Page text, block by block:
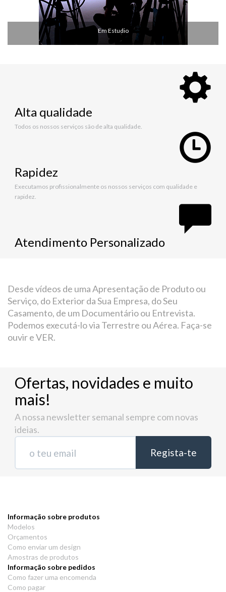
Em Estudio
Alta qualidade
Todos os nossos serviços são de alta qualidade.
Rapidez
Executamos profissionalmente os nossos serviços com qualidade e
rapidez.
Atendimento Personalizado
Desde vídeos de uma Apresentação de Produto ou
Serviço, do Exterior da Sua Empresa, do Seu
Casamento, de um Documentário ou Entrevista.
Podemos executá-lo via Terrestre ou Aérea. Faça-se
ouvir e VER.
Ofertas, novidades e muito
mais!
A nossa newsletter semanal sempre com novas
ideias.
Informação sobre produtos
Modelos
Orçamentos
Como enviar um design
Amostras de produtos
Informação sobre pedidos
Como fazer uma encomenda
Como pagar